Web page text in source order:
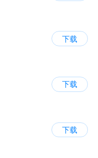
下载
下载
下载